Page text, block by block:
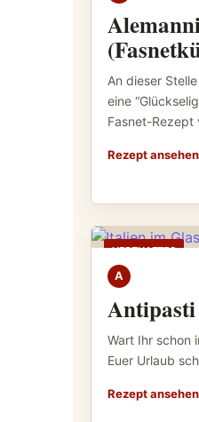
An dieser
eine
Fasnet-Rezept
Rezept ansehen
HERZHAFTES
A
Wart Ihr schon
Euer Urlaub
Rezept ansehen